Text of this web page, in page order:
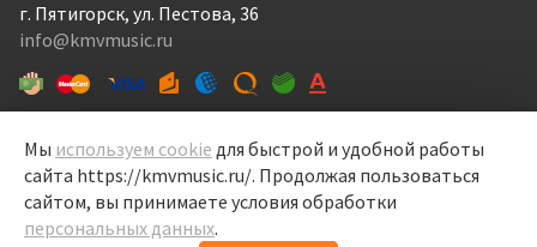
г. Пятигорск, ул. Пестова, 36
info@kmvmusic.ru
КМВ Мьюзик © 1999-2026
Перелицовка сайта —Рекламный контент, 2022
Мы используем cookie для быстрой и удобной работы
сайта https://kmvmusic.ru/. Продолжая пользоваться
сайтом, вы принимаете условия обработки
персональных данных.